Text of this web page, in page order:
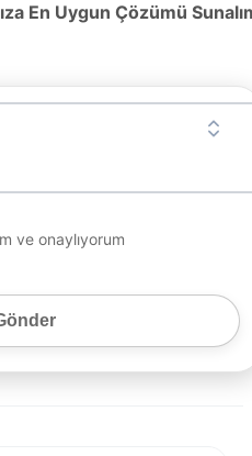
En Uygun Çözümü
ve onaylıyorum